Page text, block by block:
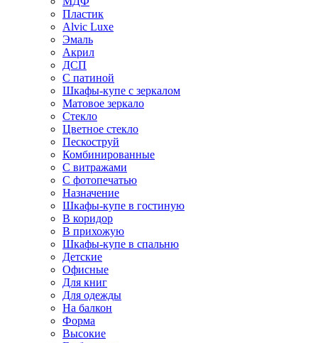
Пластик
Alvic Luxe
Эмаль
Акрил
ДСП
С патиной
Шкафы-купе с зеркалом
Матовое зеркало
Стекло
Цветное стекло
Пескоструй
Комбинированные
С витражами
С фотопечатью
Назначение
Шкафы-купе в гостиную
В коридор
В прихожую
Шкафы-купе в спальню
Детские
Офисные
Для книг
Для одежды
На балкон
Форма
Высокие